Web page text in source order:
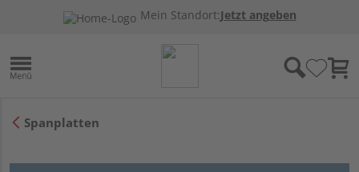
Mein Standort:Jetzt angeben
Spanplatten